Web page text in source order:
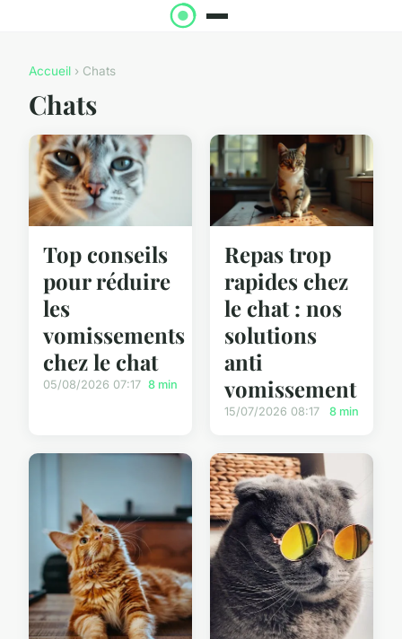
Accueil › Chats
Chats
Top conseils
pour réduire
les
vomissements
chez le chat
05/08/2026 07:17 8 min
Repas trop
rapides chez
le chat : nos
solutions
anti
vomissement
15/07/2026 08:17 8 min